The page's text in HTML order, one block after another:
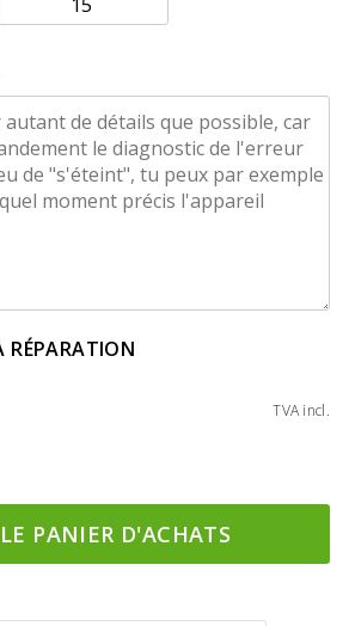
RÉPARATION
TVA incl.
PANIER D'ACHATS